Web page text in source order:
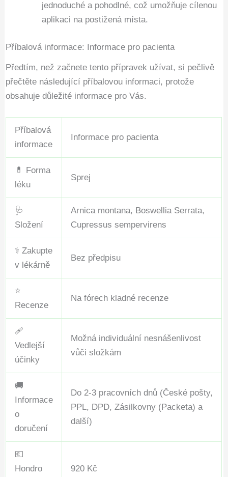
jednoduché a pohodlné, což umožňuje cílenou
aplikaci na postižená místa.
Příbalová informace: Informace pro pacienta
Předtím, než začnete tento přípravek užívat, si pečlivě
přečtěte následující příbalovou informaci, protože
obsahuje důležité informace pro Vás.
Příbalová
informace
Informace pro pacienta
💊 Forma
léku
Sprej
🩺
Složení
Arnica montana, Boswellia Serrata,
Cupressus sempervirens
⚕️ Zakupte
v lékárně
Bez předpisu
⭐
Recenze
Na fórech kladné recenze
🩹
Vedlejší
účinky
Možná individuální nesnášenlivost
vůči složkám
🚚
Informace
o
doručení
Do 2-3 pracovních dnů (České pošty,
PPL, DPD, Zásilkovny (Packeta) a
další)
💶
Hondro
920 Kč